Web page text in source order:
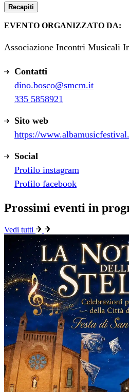
Recapiti
EVENTO ORGANIZZATO DA:
Associazione Incontri Musicali
Contatti
dino.bosco@smcm.it
335 5858921
Sito web
https://
Social
Profilo instagram
Profilo facebook
Prossimi eventi in
Vedi tutti